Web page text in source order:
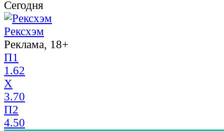
Сегодня
Рексхэм
Реклама, 18+
П1
1.62
X
3.70
П2
4.50